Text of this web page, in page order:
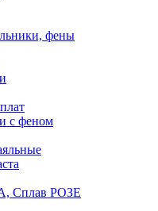
фены
с феном
Сплав РОЗЕ